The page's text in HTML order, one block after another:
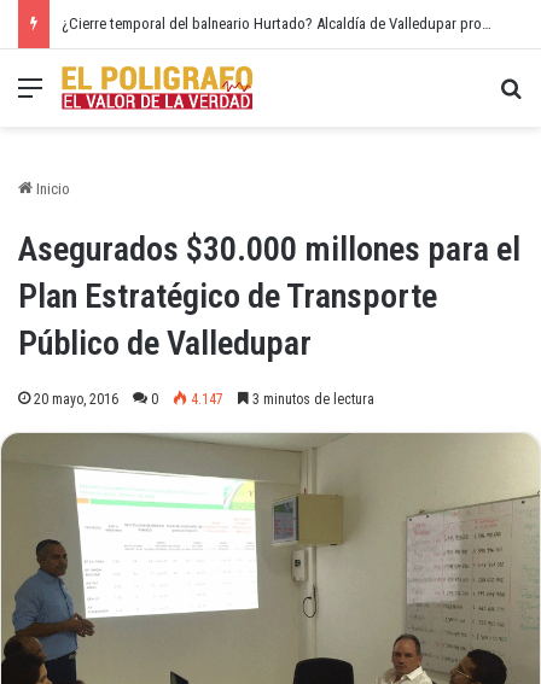
¿Cierre temporal del balneario Hurtado? Alcaldía de Valledupar propone recuperar el río Guatapurí
Menú
Inicio
Asegurados $30.000 millones para el
Plan Estratégico de Transporte
Público de Valledupar
20 mayo, 2016 0 4.147 3 minutos de lectura